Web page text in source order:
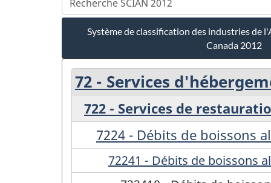
Système de classification des industries de
Canada 2012
72 - Services
722 - Services de
7224 - Débits de boissons
72241 - Débits de boissons